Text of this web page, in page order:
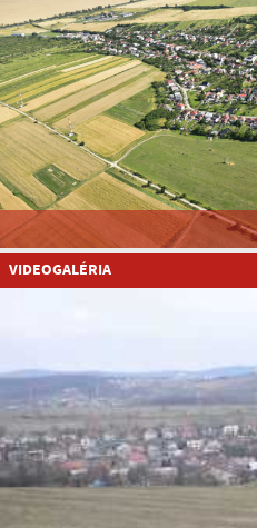
VIDEOGALÉRIA